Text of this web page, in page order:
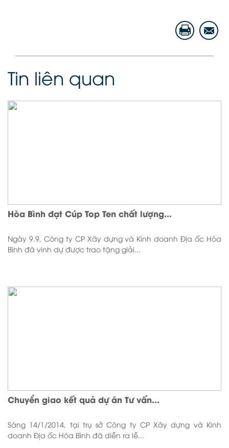
Tin liên quan
Hòa Bình đạt Cúp Top Ten chất lượng...
Ngày 9.9, Công ty CP Xây dựng và Kinh doanh Địa ốc Hòa
Bình đã vinh dự được trao tặng giải...
Chuyển giao kết quả dự án Tư vấn...
Sáng 14/1/2014, tại trụ sở Công ty CP Xây dựng và Kinh
doanh Địa ốc Hòa Bình đã diễn ra lễ...